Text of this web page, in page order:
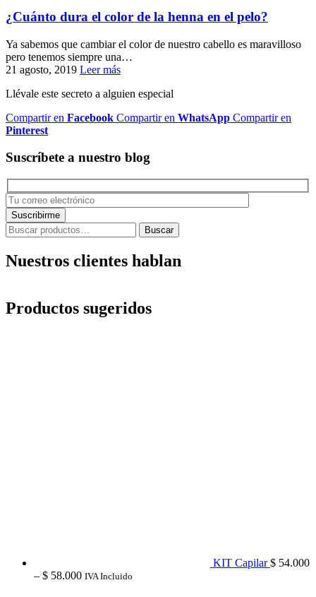
¿Cuánto dura el color de la henna en el pelo?
Ya sabemos que cambiar el color de nuestro cabello es maravilloso
pero tenemos siempre una…
21 agosto, 2019 Leer más
Llévale este secreto a alguien especial
Compartir en Facebook Compartir en WhatsApp Compartir en
Pinterest
Suscríbete a nuestro blog
Buscar
por:
Buscar
Nuestros clientes hablan
Productos sugeridos
KIT Capilar $ 54.000
– $ 58.000Price
IVA Incluido